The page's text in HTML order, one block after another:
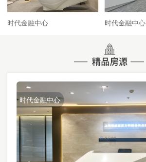
时代金融中心 时代金融中心
时代金融中心